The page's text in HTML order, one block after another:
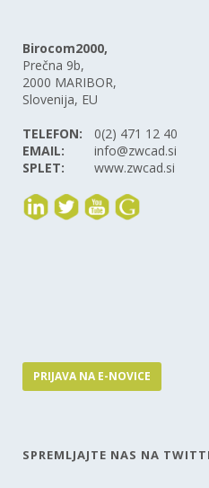
Birocom2000,
Prečna 9b,
2000 MARIBOR,
Slovenija, EU
TELEFON:
0(2) 471 12 40
EMAIL:
info@zwcad.si
SPLET:
www.zwcad.si
PRIJAVA NA E-NOVICE
SPREMLJAJTE NAS NA